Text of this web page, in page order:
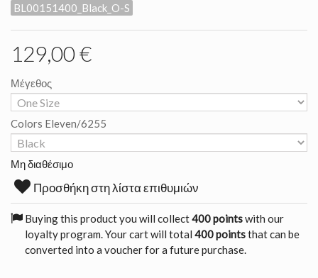
BL00151400_Black_O-S
129,00 €
Μέγεθος
Colors Eleven/6255
Μη διαθέσιμο
Προσθήκη στη λίστα επιθυμιών
Buying this product you will collect400 pointswith our
loyalty program. Your cart will total 400 pointsthat can be
converted into a voucher for a future purchase.